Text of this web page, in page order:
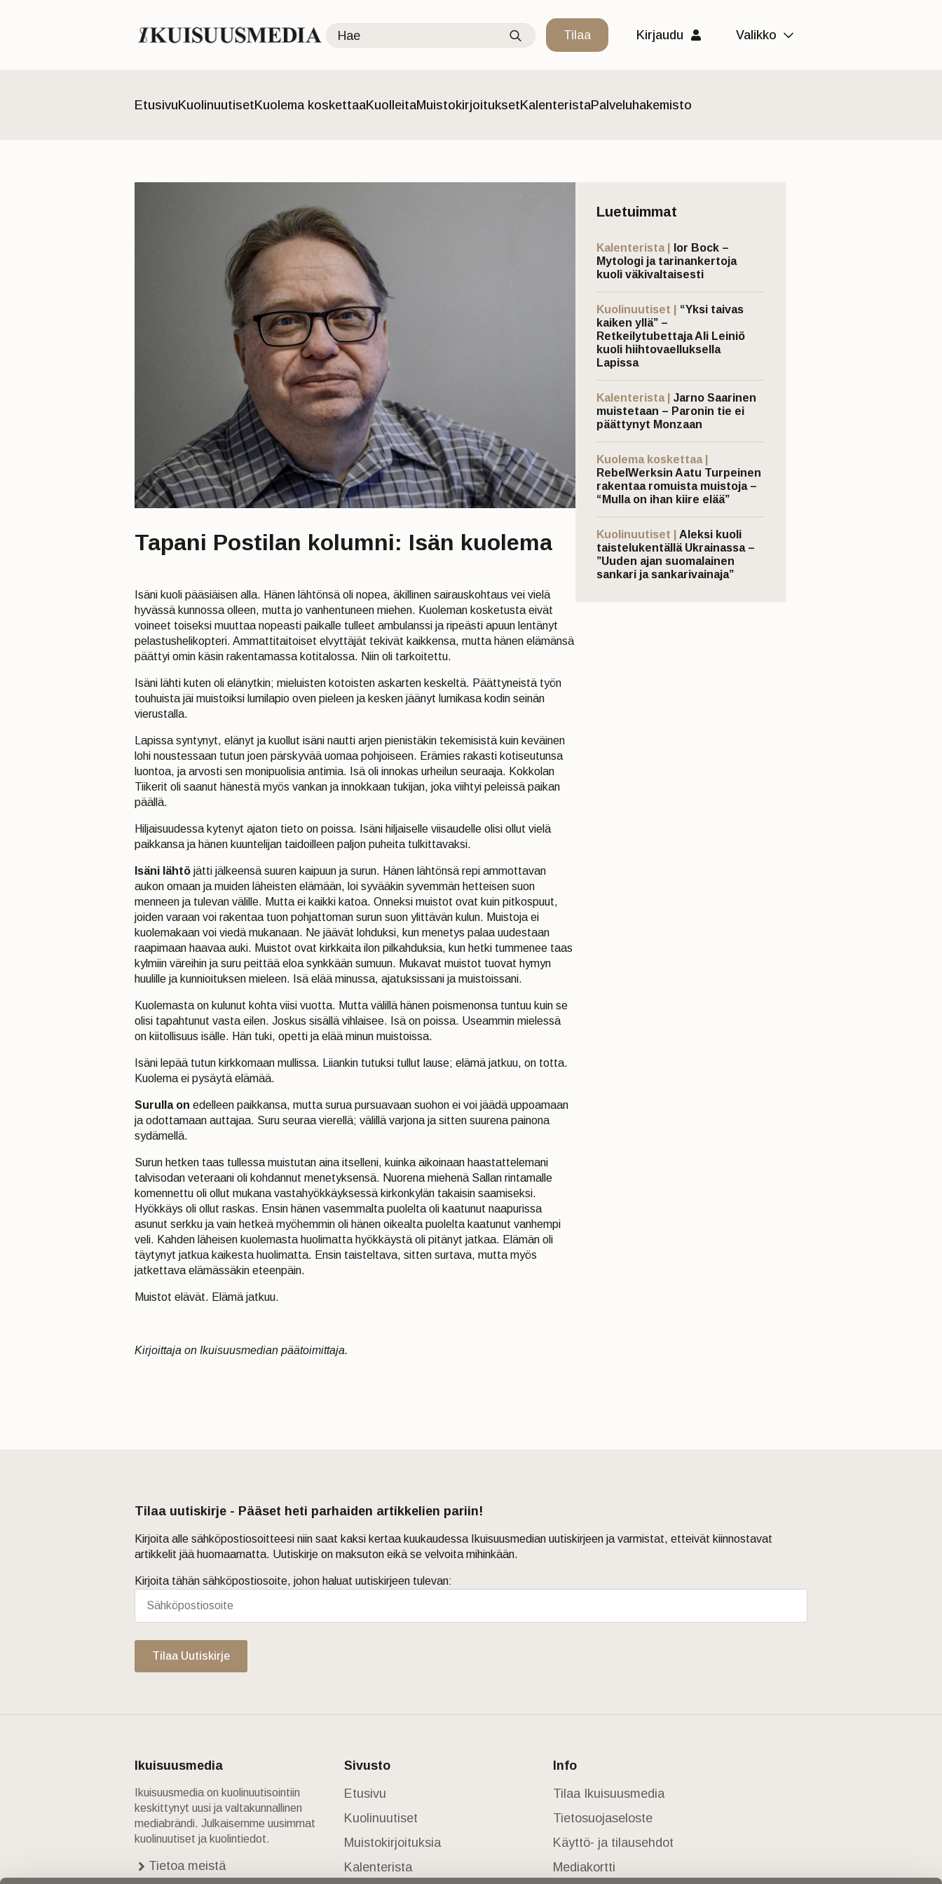
Search
for:
Tilaa Kirjaudu Valikko
Etusivu KuolinuutisetKuolema koskettaaKuolleitaMuistokirjoituksetKalenteristaPalveluhakemisto
Tapani Postilan kolumni: Isän kuolema
Isäni kuoli pääsiäisen alla. Hänen lähtönsä oli nopea, äkillinen sairauskohtaus vei vielä
hyvässä kunnossa olleen, mutta jo vanhentuneen miehen. Kuoleman kosketusta eivät
voineet toiseksi muuttaa nopeasti paikalle tulleet ambulanssi ja ripeästi apuun lentänyt
pelastushelikopteri. Ammattitaitoiset elvyttäjät tekivät kaikkensa, mutta hänen elämänsä
päättyi omin käsin rakentamassa kotitalossa. Niin oli tarkoitettu.
Isäni lähti kuten oli elänytkin; mieluisten kotoisten askarten keskeltä. Päättyneistä työn
touhuista jäi muistoiksi lumilapio oven pieleen ja kesken jäänyt lumikasa kodin seinän
vierustalla.
Lapissa syntynyt, elänyt ja kuollut isäni nautti arjen pienistäkin tekemisistä kuin keväinen
lohi noustessaan tutun joen pärskyvää uomaa pohjoiseen. Erämies rakasti kotiseutunsa
luontoa, ja arvosti sen monipuolisia antimia. Isä oli innokas urheilun seuraaja. Kokkolan
Tiikerit oli saanut hänestä myös vankan ja innokkaan tukijan, joka viihtyi peleissä paikan
päällä.
Hiljaisuudessa kytenyt ajaton tieto on poissa. Isäni hiljaiselle viisaudelle olisi ollut vielä
paikkansa ja hänen kuuntelijan taidoilleen paljon puheita tulkittavaksi.
Isäni lähtö jätti jälkeensä suuren kaipuun ja surun. Hänen lähtönsä repi ammottavan
aukon omaan ja muiden läheisten elämään, loi syvääkin syvemmän hetteisen suon
menneen ja tulevan välille. Mutta ei kaikki katoa. Onneksi muistot ovat kuin pitkospuut,
joiden varaan voi rakentaa tuon pohjattoman surun suon ylittävän kulun. Muistoja ei
kuolemakaan voi viedä mukanaan. Ne jäävät lohduksi, kun menetys palaa uudestaan
raapimaan haavaa auki. Muistot ovat kirkkaita ilon pilkahduksia, kun hetki tummenee taas
kylmiin väreihin ja suru peittää eloa synkkään sumuun. Mukavat muistot tuovat hymyn
huulille ja kunnioituksen mieleen. Isä elää minussa, ajatuksissani ja muistoissani.
Kuolemasta on kulunut kohta viisi vuotta. Mutta välillä hänen poismenonsa tuntuu kuin se
olisi tapahtunut vasta eilen. Joskus sisällä vihlaisee. Isä on poissa. Useammin mielessä
on kiitollisuus isälle. Hän tuki, opetti ja elää minun muistoissa.
Isäni lepää tutun kirkkomaan mullissa. Liiankin tutuksi tullut lause; elämä jatkuu, on totta.
Kuolema ei pysäytä elämää.
Surulla on edelleen paikkansa, mutta surua pursuavaan suohon ei voi jäädä uppoamaan
ja odottamaan auttajaa. Suru seuraa vierellä; välillä varjona ja sitten suurena painona
sydämellä.
Surun hetken taas tullessa muistutan aina itselleni, kuinka aikoinaan haastattelemani
talvisodan veteraani oli kohdannut menetyksensä. Nuorena miehenä Sallan rintamalle
komennettu oli ollut mukana vastahyökkäyksessä kirkonkylän takaisin saamiseksi.
Hyökkäys oli ollut raskas. Ensin hänen vasemmalta puolelta oli kaatunut naapurissa
asunut serkku ja vain hetkeä myöhemmin oli hänen oikealta puolelta kaatunut vanhempi
veli. Kahden läheisen kuolemasta huolimatta hyökkäystä oli pitänyt jatkaa. Elämän oli
täytynyt jatkua kaikesta huolimatta. Ensin taisteltava, sitten surtava, mutta myös
jatkettava elämässäkin eteenpäin.
Muistot elävät. Elämä jatkuu.
Kirjoittaja on Ikuisuusmedian päätoimittaja.
Luetuimmat
Kalenterista |
Ior Bock –
Mytologi ja tarinankertoja
kuoli väkivaltaisesti
Kuolinuutiset |
“Yksi taivas
kaiken yllä” –
Retkeilytubettaja Ali Leiniö
kuoli hiihtovaelluksella
Lapissa
Kalenterista |
Jarno Saarinen
muistetaan – Paronin tie ei
päättynyt Monzaan
Kuolema koskettaa |
RebelWerksin Aatu Turpeinen
rakentaa romuista muistoja –
“Mulla on ihan kiire elää”
Kuolinuutiset |
Aleksi kuoli
taistelukentällä Ukrainassa –
”Uuden ajan suomalainen
sankari ja sankarivainaja”
Tilaa uutiskirje - Pääset heti parhaiden artikkelien pariin!
Kirjoita alle sähköpostiosoitteesi niin saat kaksi kertaa kuukaudessa Ikuisuusmedian uutiskirjeen ja varmistat, etteivät kiinnostavat
artikkelit jää huomaamatta. Uutiskirje on maksuton eikä se velvoita mihinkään.
Kirjoita tähän sähköpostiosoite, johon haluat uutiskirjeen tulevan:
Tilaa Uutiskirje
Ikuisuusmedia
Ikuisuusmedia on kuolinuutisointiin
keskittynyt uusi ja valtakunnallinen
mediabrändi. Julkaisemme uusimmat
kuolinuutiset ja kuolintiedot.
Tietoa meistä
Sivusto
Etusivu
Kuolinuutiset
Muistokirjoituksia
Kalenterista
Info
Tilaa Ikuisuusmedia
Tietosuojaseloste
Käyttö- ja tilausehdot
Mediakortti